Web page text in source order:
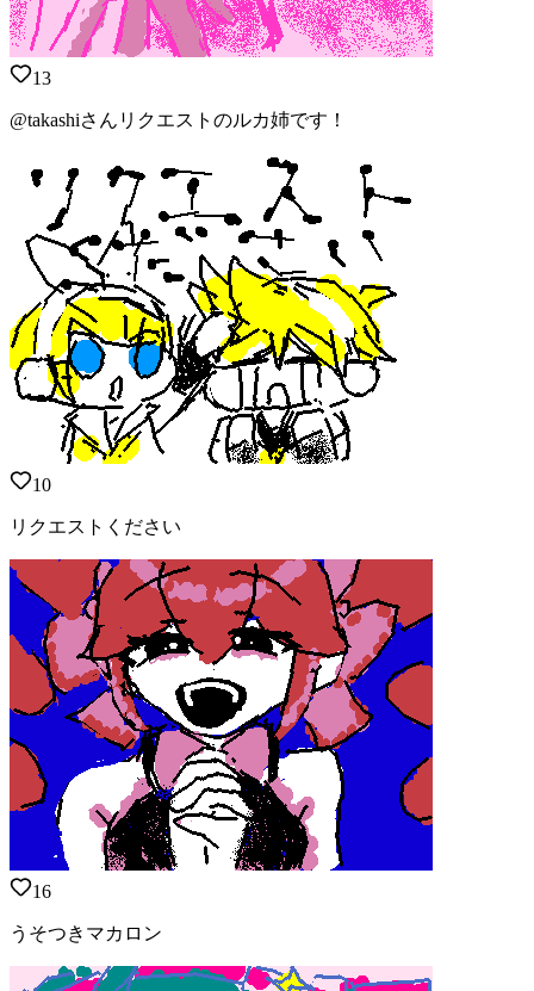
13
@takashiさんリクエストのルカ姉です！
10
リクエストください
16
うそつきマカロン